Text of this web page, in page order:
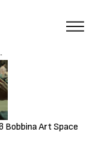
откриване
Art Space